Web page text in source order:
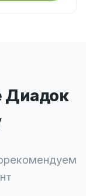
Диадок